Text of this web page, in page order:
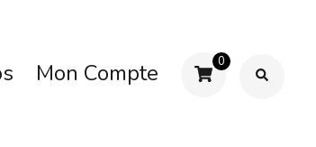
Mon Compte 0